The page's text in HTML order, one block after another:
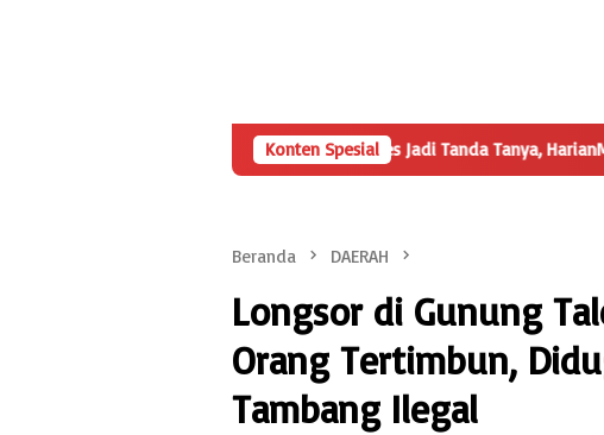
Konten Spesial
Penyertaan Modal BUMDes Jadi Tanda Tanya, HarianMetropolis.com
Beranda DAERAH
Longsor di Gunung
Orang Tertimbun,
Tambang Ilegal